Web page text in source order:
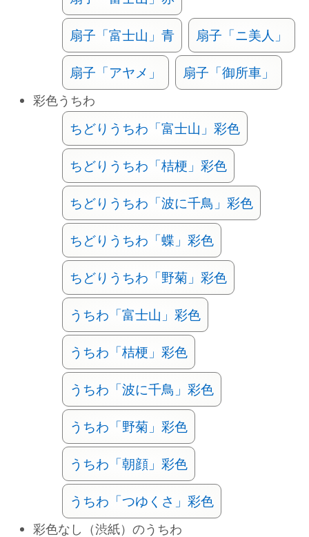
扇子「富士山」青 扇子「ニ美人」
扇子「アヤメ」 扇子「御所車」
彩色うちわ
ちどりうちわ「富士山」彩色
ちどりうちわ「桔梗」彩色
ちどりうちわ「波に千鳥」彩色
ちどりうちわ「蝶」彩色
ちどりうちわ「野菊」彩色
うちわ「富士山」彩色
うちわ「桔梗」彩色
うちわ「波に千鳥」彩色
うちわ「野菊」彩色
うちわ「朝顔」彩色
うちわ「つゆくさ」彩色
彩色なし（渋紙）のうちわ